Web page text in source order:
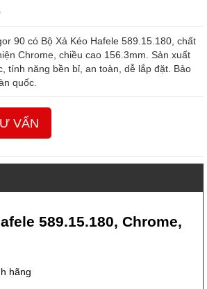
90 có Bộ Xả Kéo Hafele 589.15.180, chất
Chrome, chiều cao 156.3mm. Sản xuất
tính năng bền bỉ, an toàn, dễ lắp đặt. Bảo
quốc.
VẤN
589.15.180, Chrome,
hãng